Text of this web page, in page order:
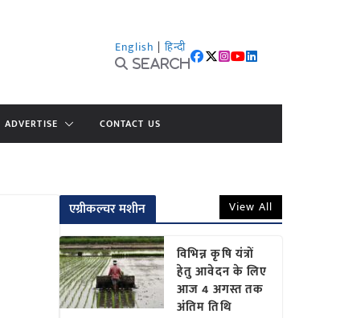
English | हिन्दी
Search
ADVERTISE CONTACT US
एग्रीकल्चर मशीन View All
विभिन्न कृषि यंत्रों
हेतु आवेदन के लिए
आज 4 अगस्त तक
अंतिम तिथि